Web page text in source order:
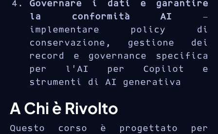
Governare i dati e garantire
la conformità AI —
implementare policy di
conservazione, gestione dei
record e governance specifica
per l’AI per Copilot e
strumenti di AI generativa
A Chi è Rivolto
Questo corso è progettato per